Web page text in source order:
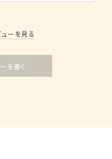
ーを見る
を書く